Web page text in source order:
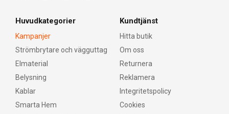
Huvudkategorier
Kampanjer
Strömbrytare och vägguttag
Elmaterial
Belysning
Kablar
Smarta Hem
Kundtjänst
Hitta butik
Om oss
Returnera
Reklamera
Integritetspolicy
Cookies